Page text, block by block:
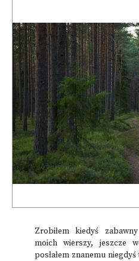
Zrobiłem kiedyś
moich wierszy, jeszcze
posłałem znanemu